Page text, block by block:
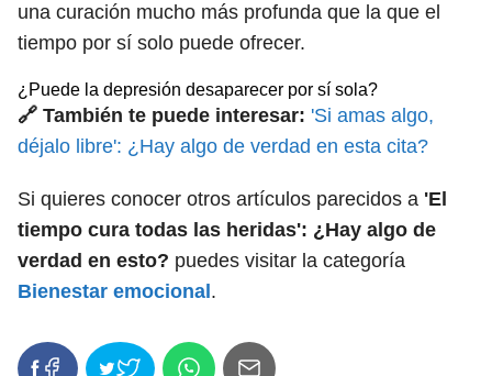
una curación mucho más profunda que la que el
tiempo por sí solo puede ofrecer.
¿Puede la depresión desaparecer por sí sola?
🔗 También te puede interesar: 'Si amas algo,
déjalo libre': ¿Hay algo de verdad en esta cita?
Si quieres conocer otros artículos parecidos a 'El
tiempo cura todas las heridas': ¿Hay algo de
verdad en esto? puedes visitar la categoría
Bienestar emocional .